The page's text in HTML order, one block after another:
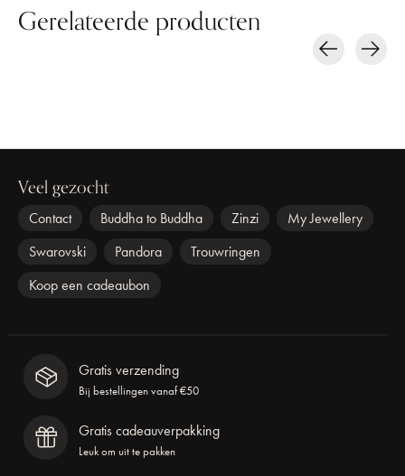
Gerelateerde producten
Veel gezocht
Contact Buddha to Buddha Zinzi
My Jewellery
Swarovski
Pandora
Trouwringen
Koop een cadeaubon
Gratis verzending
Bij bestellingen vanaf €50
Gratis cadeauverpakking
Leuk om uit te pakken